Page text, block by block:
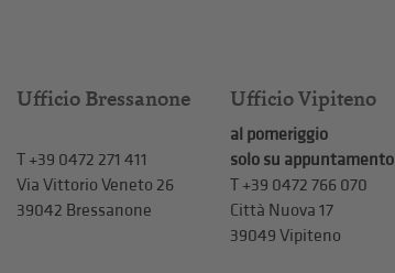
Ufficio Bressanone
T +39 0472 271 411
Via Vittorio Veneto 26
39042 Bressanone
Ufficio Vipiteno
al pomeriggio
solo su appuntamento
T +39 0472 766 070
Città Nuova 17
39049 Vipiteno